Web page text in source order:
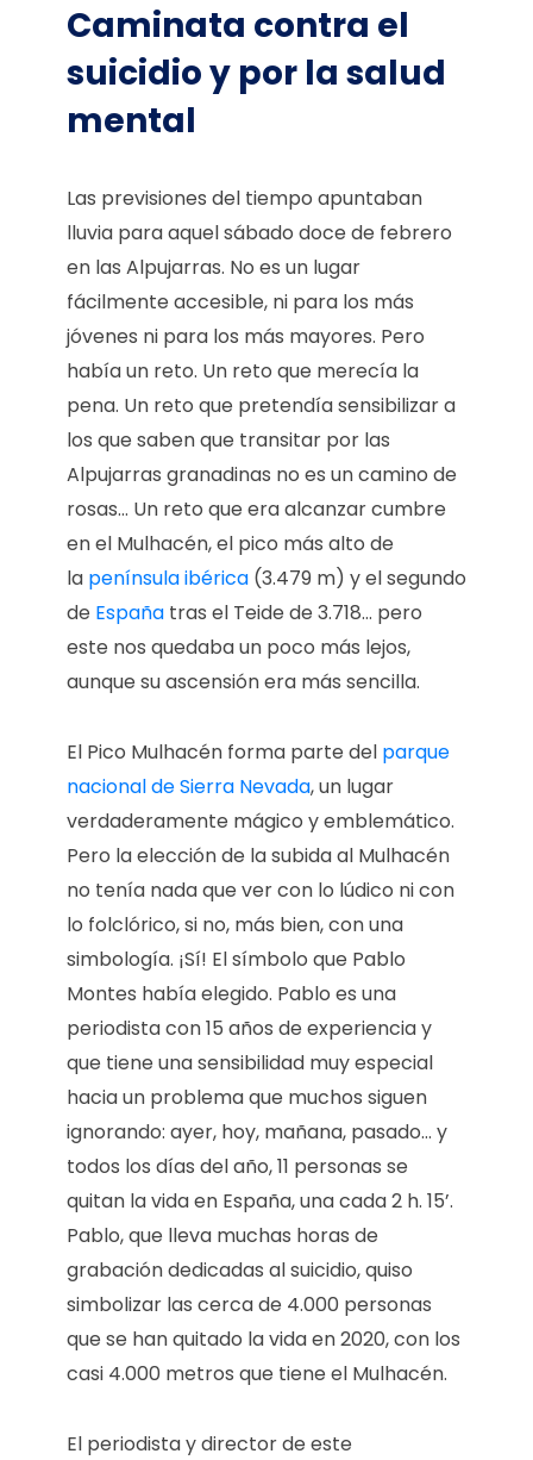
Caminata contra el
suicidio y por la salud
mental
Las previsiones del tiempo apuntaban
lluvia para aquel sábado doce de febrero
en las Alpujarras. No es un lugar
fácilmente accesible, ni para los más
jóvenes ni para los más mayores. Pero
había un reto. Un reto que merecía la
pena. Un reto que pretendía sensibilizar a
los que saben que transitar por las
Alpujarras granadinas no es un camino de
rosas… Un reto que era alcanzar cumbre
en el Mulhacén, el pico más alto de
la península ibérica (3.479 m) y el segundo
de España tras el Teide de 3.718… pero
este nos quedaba un poco más lejos,
aunque su ascensión era más sencilla.
El Pico Mulhacén forma parte del parque
nacional de Sierra Nevada, un lugar
verdaderamente mágico y emblemático.
Pero la elección de la subida al Mulhacén
no tenía nada que ver con lo lúdico ni con
lo folclórico, si no, más bien, con una
simbología. ¡Sí! El símbolo que Pablo
Montes había elegido. Pablo es una
periodista con 15 años de experiencia y
que tiene una sensibilidad muy especial
hacia un problema que muchos siguen
ignorando: ayer, hoy, mañana, pasado… y
todos los días del año, 11 personas se
quitan la vida en España, una cada 2 h. 15’.
Pablo, que lleva muchas horas de
grabación dedicadas al suicidio, quiso
simbolizar las cerca de 4.000 personas
que se han quitado la vida en 2020, con los
casi 4.000 metros que tiene el Mulhacén.
El periodista y director de este